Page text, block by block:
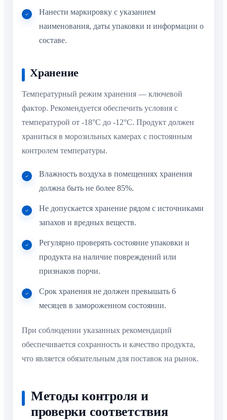
Нанести маркировку с указанием
наименования, даты упаковки и информации о
составе.
Хранение
Температурный режим хранения — ключевой
фактор. Рекомендуется обеспечить условия с
температурой от -18°C до -12°C. Продукт должен
храниться в морозильных камерах с постоянным
контролем температуры.
Влажность воздуха в помещениях хранения
должна быть не более 85%.
Не допускается хранение рядом с источниками
запахов и вредных веществ.
Регулярно проверять состояние упаковки и
продукта на наличие повреждений или
признаков порчи.
Срок хранения не должен превышать 6
месяцев в замороженном состоянии.
При соблюдении указанных рекомендаций
обеспечивается сохранность и качество продукта,
что является обязательным для поставок на рынок.
Методы контроля и
проверки соответствия